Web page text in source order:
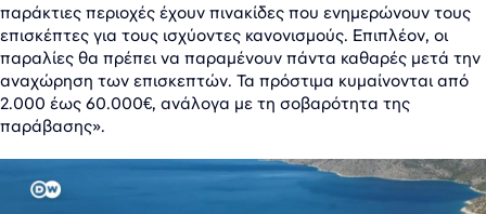
παράκτιες περιοχές έχουν πινακίδες που ενημερώνουν τους
επισκέπτες για τους ισχύοντες κανονισμούς. Επιπλέον, οι
παραλίες θα πρέπει να παραμένουν πάντα καθαρές μετά την
αναχώρηση των επισκεπτών. Τα πρόστιμα κυμαίνονται από
2.000 έως 60.000€, ανάλογα με τη σοβαρότητα της
παράβασης».